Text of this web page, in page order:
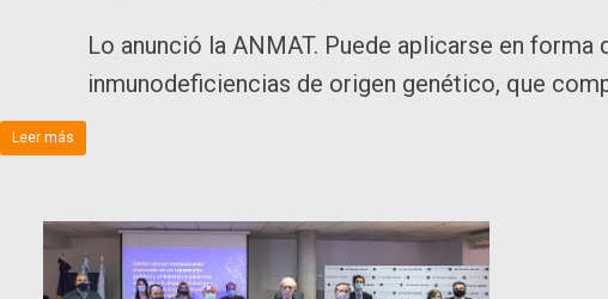
Lo anunció la ANMAT. Puede aplicarse en
inmunodeficiencias de origen genético, que
Leer más